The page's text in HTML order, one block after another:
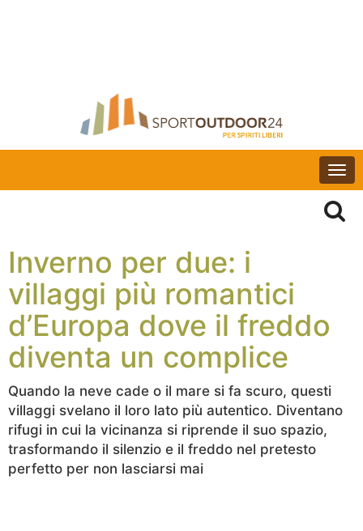
Inverno per due: i
villaggi più romantici
d’Europa dove il freddo
diventa un complice
Quando la neve cade o il mare si fa scuro, questi
villaggi svelano il loro lato più autentico. Diventano
rifugi in cui la vicinanza si riprende il suo spazio,
trasformando il silenzio e il freddo nel pretesto
perfetto per non lasciarsi mai